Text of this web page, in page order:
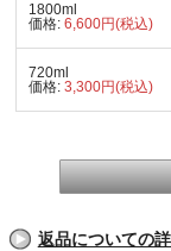
1800ml
価格:6,600円(税込)
720ml
価格:3,300円(税込)
返品についての